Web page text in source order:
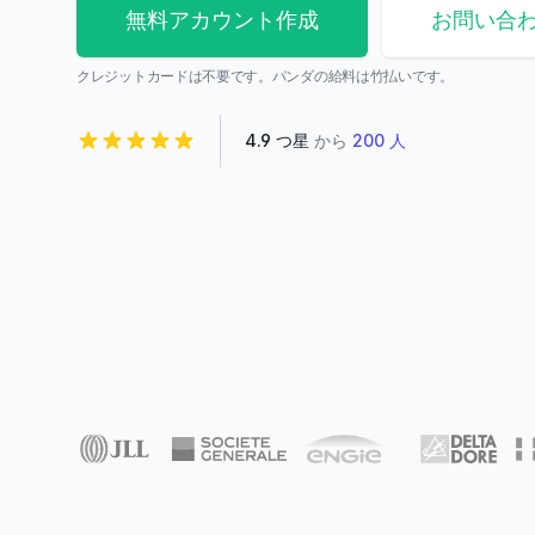
無料アカウント作成 お問い合
クレジットカードは不要です。パンダの給料は竹払いです。
4.9 つ星 から 200 人